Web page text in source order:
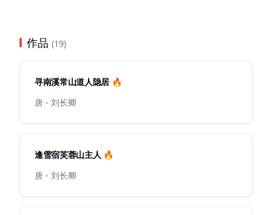
作品 (19)
寻南溪常山道人隐居 🔥
唐 - 刘长卿
逢雪宿芙蓉山主人 🔥
唐 - 刘长卿